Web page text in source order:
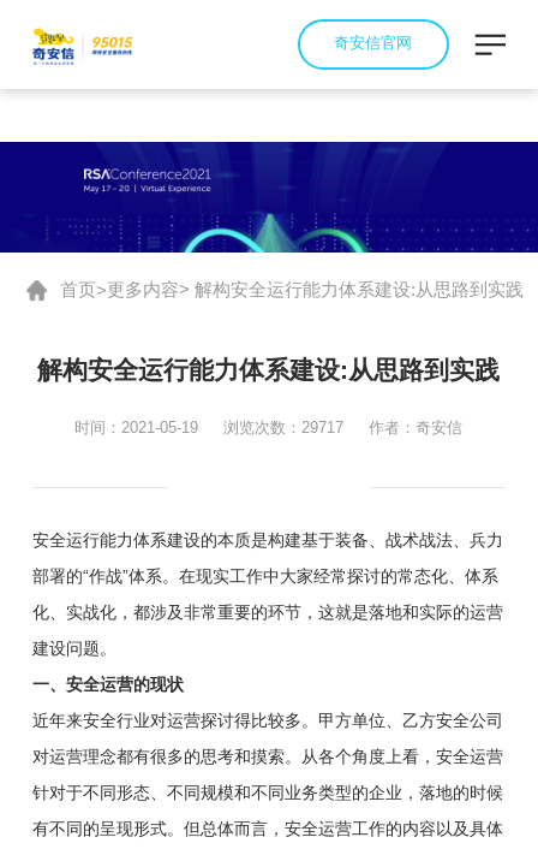
奇安信官网
首页>更多内容> 解构安全运行能力体系建设:从思路到实践
解构安全运行能力体系建设:从思路到实践
时间：2021-05-19 浏览次数：29717 作者：奇安信
安全运行能力体系建设的本质是构建基于装备、战术战法、兵力
部署的“作战”体系。在现实工作中大家经常探讨的常态化、体系
化、实战化，都涉及非常重要的环节，这就是落地和实际的运营
建设问题。
一、安全运营的现状
近年来安全行业对运营探讨得比较多。甲方单位、乙方安全公司
对运营理念都有很多的思考和摸索。从各个角度上看，安全运营
针对于不同形态、不同规模和不同业务类型的企业，落地的时候
有不同的呈现形式。但总体而言，安全运营工作的内容以及具体